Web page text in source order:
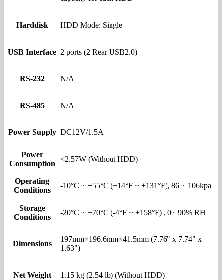
Harddisk HDD Mode: Single
USB Interface 2 ports (2 Rear USB2.0)
RS-232 N/A
RS-485 N/A
Power Supply DC12V/1.5A
Power
Consumption
<2.57W (Without HDD)
Operating
Conditions
-10°C ~ +55°C (+14°F ~ +131°F), 86 ~ 106kpa
Storage
Conditions
-20°C ~ +70°C (-4°F ~ +158°F) , 0~ 90% RH
Dimensions
197mm×196.6mm×41.5mm (7.76" x 7.74" x
1.63")
Net Weight 1.15 kg (2.54 lb) (Without HDD)